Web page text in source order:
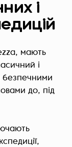
і
мають
і
безпечними
до, під